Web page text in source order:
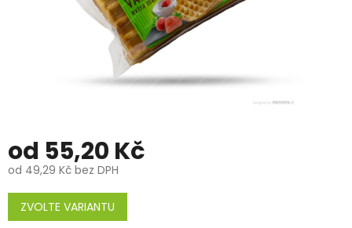
od 55,20 Kč
od 49,29 Kč bez DPH
Měrná
cena:
ZVOLTE VARIANTU